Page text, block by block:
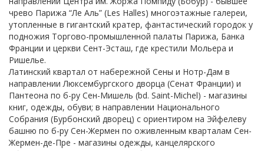
чрево Парижа “Ле Аль” (Les Halles) многоэтажные галереи,
утопленные в гигантский кратер, фантастический городок у
подножия Торгово-промышленной палаты Парижа, Банка
Франции и церкви Сент-Эсташ, где крестили Мольера и
Ришелье.
Латинский квартал от набережной Сены и Нотр-Дам в
направлении Люксембургского дворца (Сенат Франции) и
Пантеона по б-ру Сен-Мишель (bd. Saint-Michel) - магазины
книг, одежды, обуви; в направлении Национального
Собрания (Бурбонский дворец) с ориентиром на Эйфелеву
башню по б-ру Сен-Жермен по оживленным кварталам Сен-
Жермен-де-Пре - магазины одежды, канцелярского